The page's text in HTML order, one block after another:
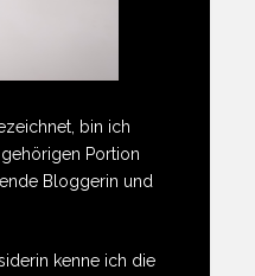
bin ich
Portion
Bloggerin und
kenne ich die